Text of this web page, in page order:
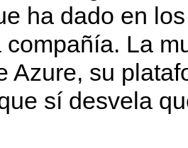
ha dado en
compañía. La
Azure, su
sí desvela